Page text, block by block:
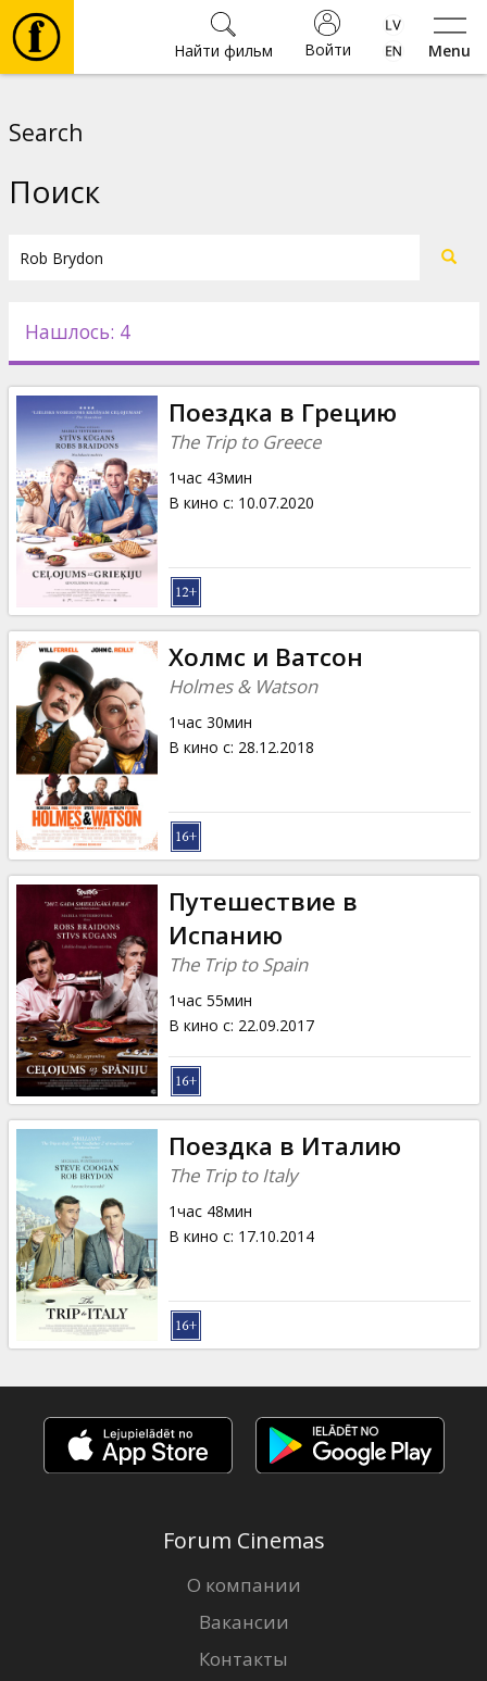
Menu
Войти
Найти фильм
Новости
Подарки
Кинозакуски
B2B
Клуб
Search
Поиск
Нашлось: 4
Поездка в Грецию
The Trip to Greece
1час 43мин
В кино с: 10.07.2020
Холмс и Ватсон
Holmes & Watson
1час 30мин
В кино с: 28.12.2018
Путешествие в
Испанию
The Trip to Spain
1час 55мин
В кино с: 22.09.2017
Поездка в Италию
The Trip to Italy
1час 48мин
В кино с: 17.10.2014
Forum Cinemas
О компании
Вакансии
Контакты